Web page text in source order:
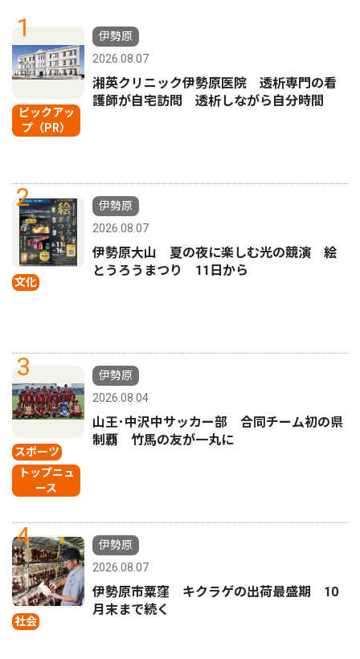
1
ピックアッ
プ（PR）
伊勢原
2026.08.07
湘英クリニック伊勢原医院 透析専門の看
護師が自宅訪問 透析しながら自分時間
2
文化
伊勢原
2026.08.07
伊勢原大山 夏の夜に楽しむ光の競演 絵
とうろうまつり 11日から
3
スポーツ
トップニュ
ース
伊勢原
2026.08.04
山王･中沢中サッカー部 合同チーム初の県
制覇 竹馬の友が一丸に
4
社会
伊勢原
2026.08.07
伊勢原市粟窪 キクラゲの出荷最盛期 10
月末まで続く